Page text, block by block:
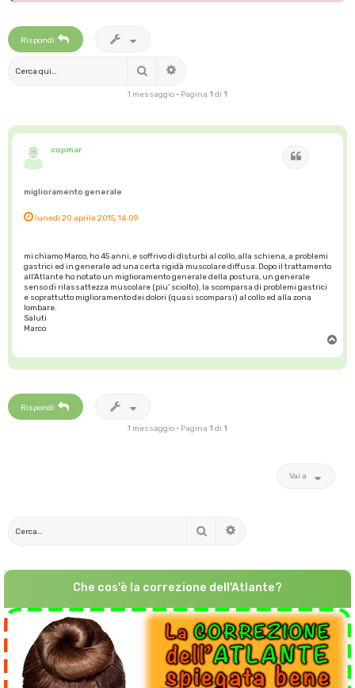
Rispondi
Cerca
1 messaggio • Pagina 1 di 1
copmar
miglioramento generale
lunedì 20 aprile 2015, 14:09
mi chiamo Marco, ho 45 anni, e soffrivo di disturbi al collo, alla schiena, a problemi
gastrici ed in generale ad una certa rigidà muscolare diffusa. Dopo il trattamento
all'Atlante ho notato un miglioramento generale della postura, un generale
senso di rilassattezza muscolare (piu' sciolto), la scomparsa di problemi gastrici
e soprattutto miglioramento dei dolori (quasi scomparsi) al collo ed alla zona
lombare.
Saluti
Marco
p
Rispondi
1 messaggio • Pagina 1 di 1
Vai a
Cerca
Che cos'è la correzione dell'Atlante?